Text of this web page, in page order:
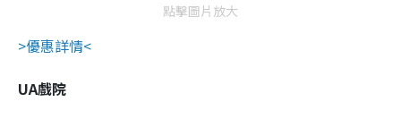
點擊圖片放大
>優惠詳情<
UA戲院